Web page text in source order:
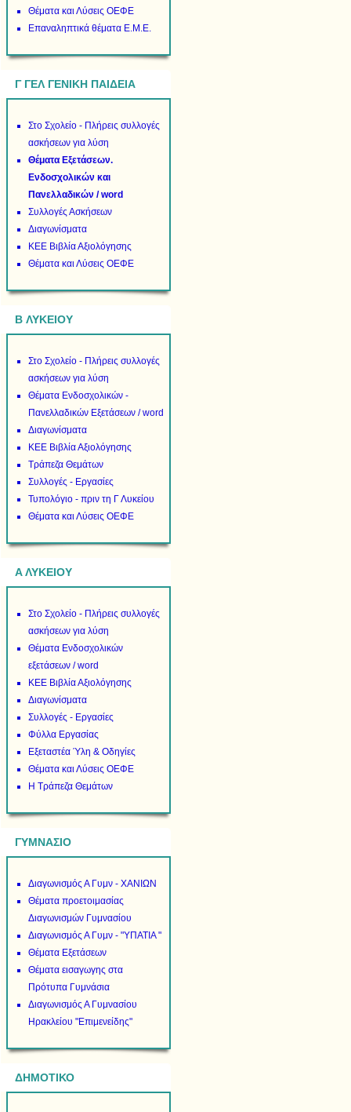
Θέματα και Λύσεις ΟΕΦΕ
Επαναληπτικά θέματα Ε.Μ.Ε.
Γ ΓΕΛ ΓΕΝΙΚΗ ΠΑΙΔΕΙΑ
Στο Σχολείο - Πλήρεις συλλογές
ασκήσεων για λύση
Θέματα Εξετάσεων.
Ενδοσχολικών και
Πανελλαδικών / word
Συλλογές Ασκήσεων
Διαγωνίσματα
ΚΕΕ Βιβλία Αξιολόγησης
Θέματα και Λύσεις ΟΕΦΕ
B ΛΥΚΕΙΟΥ
Στο Σχολείο - Πλήρεις συλλογές
ασκήσεων για λύση
Θέματα Ενδοσχολικών -
Πανελλαδικών Εξετάσεων / word
Διαγωνίσματα
ΚΕΕ Βιβλία Αξιολόγησης
Τράπεζα Θεμάτων
Συλλογές - Εργασίες
Τυπολόγιο - πριν τη Γ Λυκείου
Θέματα και Λύσεις ΟΕΦΕ
Α ΛΥΚΕΙΟΥ
Στο Σχολείο - Πλήρεις συλλογές
ασκήσεων για λύση
Θέματα Ενδοσχολικών
εξετάσεων / word
ΚΕΕ Βιβλία Αξιολόγησης
Διαγωνίσματα
Συλλογές - Εργασίες
Φύλλα Εργασίας
Εξεταστέα Ύλη & Οδηγίες
Θέματα και Λύσεις ΟΕΦΕ
Η Τράπεζα Θεμάτων
ΓΥΜΝΑΣΙΟ
Διαγωνισμός Α Γυμν - ΧΑΝΙΩΝ
Θέματα προετοιμασίας
Διαγωνισμών Γυμνασίου
Διαγωνισμός Α Γυμν - "ΥΠΑΤΙΑ "
Θέματα Εξετάσεων
Θέματα εισαγωγης στα
Πρότυπα Γυμνάσια
Διαγωνισμός Α Γυμνασίου
Ηρακλείου "Επιμενείδης"
ΔΗΜΟΤΙΚΟ